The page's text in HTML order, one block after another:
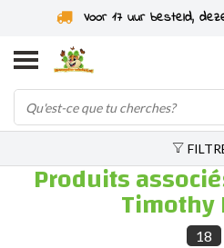
Voor 17 uur besteld,
Produits
Timothy
18